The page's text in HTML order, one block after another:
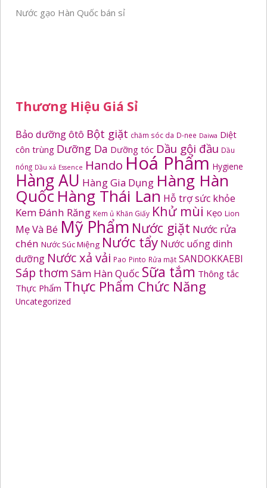
Nước gạo Hàn Quốc bán sỉ
Thương Hiệu Giá Sỉ
Bảo dưỡng ôtô Bột giặt chăm sóc da D-nee Daiwa Diệt
côn trùng Dưỡng Da Dưỡng tóc Dầu gội đầu Dầu
nóng Dầu xả Essence Hando Hoá Phẩm Hygiene
Hàng AU Hàng Gia Dụng Hàng Hàn
Quốc Hàng Thái Lan Hỗ trợ sức khỏe
Kem Đánh Răng Kem ủ Khăn Giấy Khử mùi Kẹo Lion
Mẹ Và Bé Mỹ Phẩm Nước giặt Nước rửa
chén Nước Súc Miệng Nước tẩy Nước uống dinh
dưỡng Nước xả vải Pao Pinto Rửa mặt SANDOKKAEBI
Sáp thơm Sâm Hàn Quốc Sữa tắm Thông tắc
Thực Phẩm Thực Phẩm Chức Năng
Uncategorized